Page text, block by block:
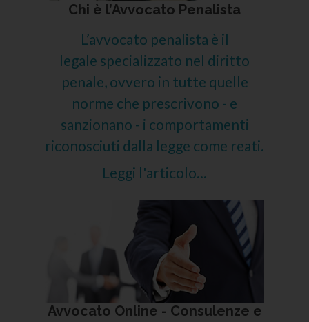
Chi è l’Avvocato Penalista
L’avvocato penalista è il
legale specializzato nel diritto
penale, ovvero in tutte quelle
norme che prescrivono - e
sanzionano - i comportamenti
riconosciuti dalla legge come reati.
Leggi l'articolo...
Avvocato Online - Consulenze e